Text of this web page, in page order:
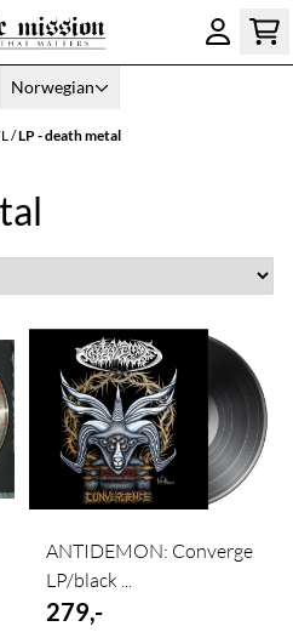
Norwegian
/LP - death metal
ANTIDEMON: Converge
LP/black ...
279,-